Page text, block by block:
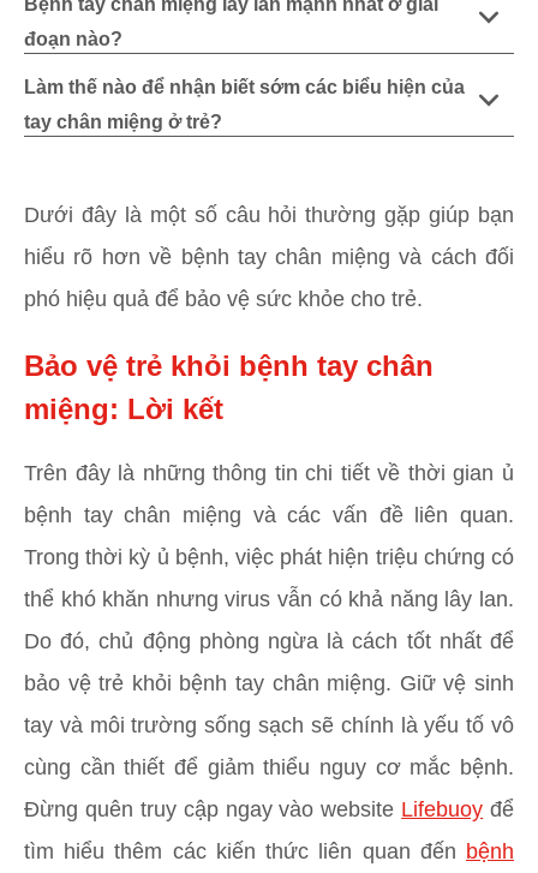
Bệnh tay chân miệng lây lan mạnh nhất ở giai
đoạn nào?
Làm thế nào để nhận biết sớm các biểu hiện của
tay chân miệng ở trẻ?
Dưới đây là một số câu hỏi thường gặp giúp bạn
hiểu rõ hơn về bệnh tay chân miệng và cách đối
phó hiệu quả để bảo vệ sức khỏe cho trẻ.
Bảo vệ trẻ khỏi bệnh tay chân
miệng: Lời kết
Trên đây là những thông tin chi tiết về thời gian ủ
bệnh tay chân miệng và các vấn đề liên quan.
Trong thời kỳ ủ bệnh, việc phát hiện triệu chứng có
thể khó khăn nhưng virus vẫn có khả năng lây lan.
Do đó, chủ động phòng ngừa là cách tốt nhất để
bảo vệ trẻ khỏi bệnh tay chân miệng. Giữ vệ sinh
tay và môi trường sống sạch sẽ chính là yếu tố vô
cùng cần thiết để giảm thiểu nguy cơ mắc bệnh.
Đừng quên truy cập ngay vào website Lifebuoy để
tìm hiểu thêm các kiến thức liên quan đến bệnh